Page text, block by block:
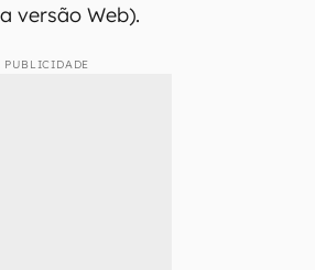
versão Web).
PUBLICIDADE